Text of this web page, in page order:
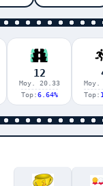
12
Moy. 20.33
Top:6.64%
Moy.
Top: